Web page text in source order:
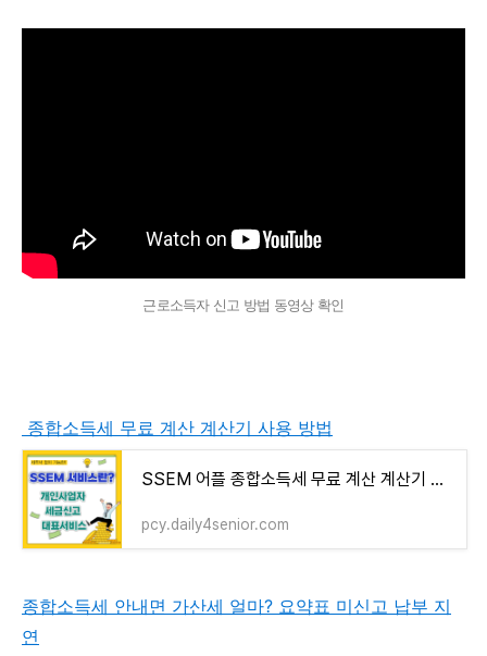
근로소득자 신고 방법 동영상 확인
종합소득세 무료 계산 계산기 사용 방법
SSEM 어플 종합소득세 무료 계산 계산기 사용 방법
pcy.daily4senior.com
종합소득세 안내면 가산세 얼마? 요약표 미신고 납부 지
연